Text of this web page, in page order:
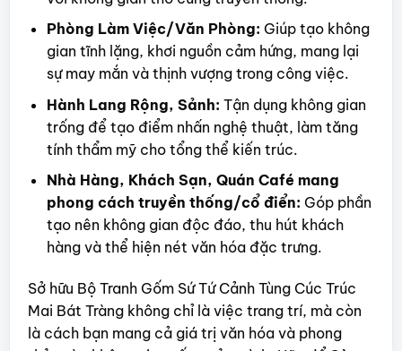
Phòng Làm Việc/Văn Phòng: Giúp tạo không
gian tĩnh lặng, khơi nguồn cảm hứng, mang lại
sự may mắn và thịnh vượng trong công việc.
Hành Lang Rộng, Sảnh: Tận dụng không gian
trống để tạo điểm nhấn nghệ thuật, làm tăng
tính thẩm mỹ cho tổng thể kiến trúc.
Nhà Hàng, Khách Sạn, Quán Café mang
phong cách truyền thống/cổ điển: Góp phần
tạo nên không gian độc đáo, thu hút khách
hàng và thể hiện nét văn hóa đặc trưng.
Sở hữu Bộ Tranh Gốm Sứ Tứ Cảnh Tùng Cúc Trúc
Mai Bát Tràng không chỉ là việc trang trí, mà còn
là cách bạn mang cả giá trị văn hóa và phong